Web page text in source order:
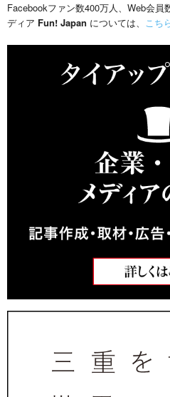
Facebookファン数400万人、Web会員
ディア Fun! Japan については、 こち